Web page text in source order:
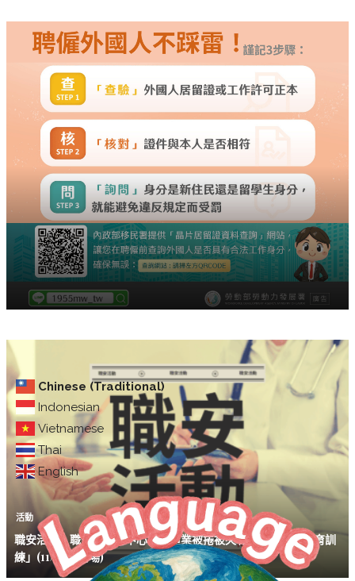
Chinese (Traditional)
Indonesian
Vietnamese
Thai
English
活動
職安活動｜職安署南區中心「製造業被捲被夾職業災害預防教育訓
練」(11/26台南場)